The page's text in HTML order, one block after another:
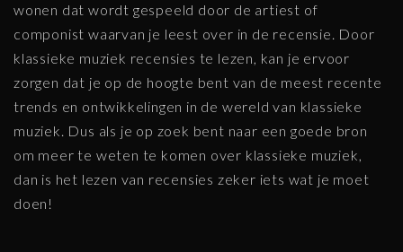
wonen dat wordt gespeeld door de artiest of
componist waarvan je leest over in de recensie. Door
klassieke muziek recensies te lezen, kan je ervoor
zorgen dat je op de hoogte bent van de meest recente
trends en ontwikkelingen in de wereld van klassieke
muziek. Dus als je op zoek bent naar een goede bron
om meer te weten te komen over klassieke muziek,
dan is het lezen van recensies zeker iets wat je moet
doen!